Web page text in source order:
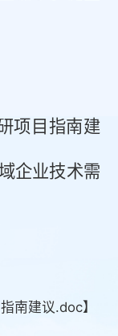
项目指南建
企业技术需
南建议.doc】